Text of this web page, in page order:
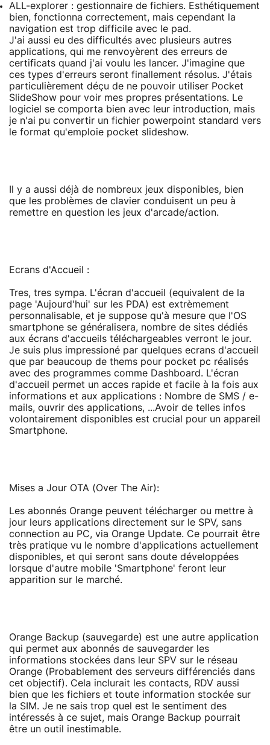
ALL-explorer : gestionnaire de fichiers. Esthétiquement
bien, fonctionna correctement, mais cependant la
navigation est trop difficile avec le pad.
J'ai aussi eu des difficultés avec plusieurs autres
applications, qui me renvoyèrent des erreurs de
certificats quand j'ai voulu les lancer. J'imagine que
ces types d'erreurs seront finallement résolus. J'étais
particulièrement déçu de ne pouvoir utiliser Pocket
SlideShow pour voir mes propres présentations. Le
logiciel se comporta bien avec leur introduction, mais
je n'ai pu convertir un fichier powerpoint standard vers
le format qu'emploie pocket slideshow.
Il y a aussi déjà de nombreux jeux disponibles, bien
que les problèmes de clavier conduisent un peu à
remettre en question les jeux d'arcade/action.
Ecrans d'Accueil :
Tres, tres sympa. L'écran d'accueil (equivalent de la
page 'Aujourd'hui' sur les PDA) est extrèmement
personnalisable, et je suppose qu'à mesure que l'OS
smartphone se généralisera, nombre de sites dédiés
aux écrans d'accueils téléchargeables verront le jour.
Je suis plus impressioné par quelques ecrans d'accueil
que par beaucoup de thems pour pocket pc réalisés
avec des programmes comme Dashboard. L'écran
d'accueil permet un acces rapide et facile à la fois aux
informations et aux applications : Nombre de SMS / e-
mails, ouvrir des applications, ...Avoir de telles infos
volontairement disponibles est crucial pour un appareil
Smartphone.
Mises a Jour OTA (Over The Air):
Les abonnés Orange peuvent télécharger ou mettre à
jour leurs applications directement sur le SPV, sans
connection au PC, via Orange Update. Ce pourrait être
très pratique vu le nombre d'applications actuellement
disponibles, et qui seront sans doute développées
lorsque d'autre mobile 'Smartphone' feront leur
apparition sur le marché.
Orange Backup (sauvegarde) est une autre application
qui permet aux abonnés de sauvegarder les
informations stockées dans leur SPV sur le réseau
Orange (Probablement des serveurs différenciés dans
cet objectif). Cela inclurait les contacts, RDV aussi
bien que les fichiers et toute information stockée sur
la SIM. Je ne sais trop quel est le sentiment des
intéressés à ce sujet, mais Orange Backup pourrait
être un outil inestimable.